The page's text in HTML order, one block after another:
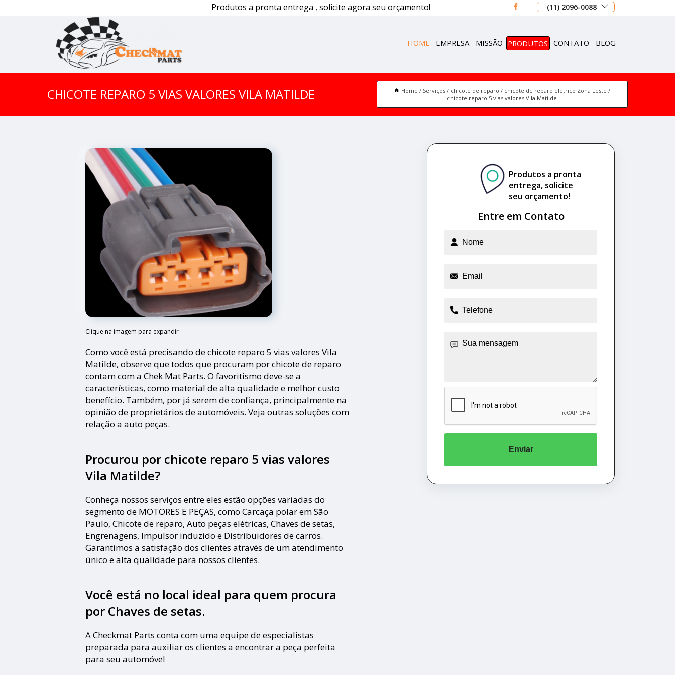
Produtos a pronta entrega , solicite agora seu orçamento! (11) 2096-0088
HOME EMPRESA MISSÃO PRODUTOS CONTATO BLOG
CHICOTE REPARO 5 VIAS VALORES VILA MATILDE Home Serviços chicote de reparo
chicote de reparo elétrico Zona Leste
chicote reparo 5 vias valores Vila Matilde
Clique na imagem para expandir
Como você está precisando de chicote reparo 5 vias valores Vila
Matilde, observe que todos que procuram por chicote de reparo
contam com a Chek Mat Parts. O favoritismo deve-se a
características, como material de alta qualidade e melhor custo
benefício. Também, por já serem de confiança, principalmente na
opinião de proprietários de automóveis. Veja outras soluções com
relação a auto peças.
Procurou por chicote reparo 5 vias valores
Vila Matilde?
Conheça nossos serviços entre eles estão opções variadas do
segmento de MOTORES E PEÇAS, como Carcaça polar em São
Paulo, Chicote de reparo, Auto peças elétricas, Chaves de setas,
Engrenagens, Impulsor induzido e Distribuidores de carros.
Garantimos a satisfação dos clientes através de um atendimento
único e alta qualidade para nossos clientes.
Você está no local ideal para quem procura
por Chaves de setas.
A Checkmat Parts conta com uma equipe de especialistas
preparada para auxiliar os clientes a encontrar a peça perfeita
para seu automóvel
Entre em Contato
Produtos a pronta
entrega, solicite
seu orçamento!
Enviar